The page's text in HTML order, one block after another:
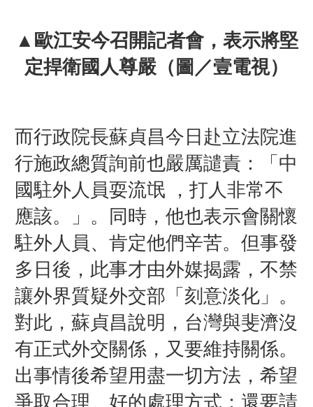
▲歐江安今召開記者會，表示將堅
定捍衛國人尊嚴（圖／壹電視）
而行政院長蘇貞昌今日赴立法院進
行施政總質詢前也嚴厲譴責：「中
國駐外人員耍流氓 ，打人非常不
應該。」。同時，他也表示會關懷
駐外人員、肯定他們辛苦。 但事發
多日後，此事才由外媒揭露，不禁
讓外界質疑外交部「刻意淡化」。
對此，蘇貞昌說明，台灣與斐濟沒
有正式外交關係，又要維持關係。
出事情後希望用盡一切方法，希望
爭取合理、好的處理方式；還要請